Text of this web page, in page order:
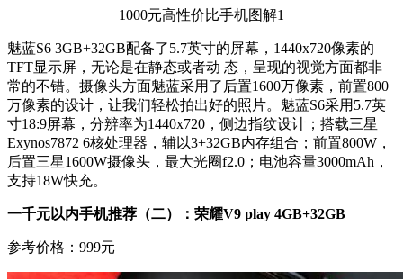
1000元高性价比手机图解1
魅蓝S6 3GB+32GB配备了5.7英寸的屏幕，1440x720像素的
TFT显示屏，无论是在静态或者动 态，呈现的视觉方面都非
常的不错。摄像头方面魅蓝采用了后置1600万像素，前置800
万像素的设计，让我们轻松拍出好的照片。魅蓝S6采用5.7英
寸18:9屏幕，分辨率为1440x720，侧边指纹设计；搭载三星
Exynos7872 6核处理器，辅以3+32GB内存组合；前置800W，
后置三星1600W摄像头，最大光圈f2.0；电池容量3000mAh，
支持18W快充。
一千元以内手机推荐（二）：荣耀V9 play 4GB+32GB
参考价格：999元